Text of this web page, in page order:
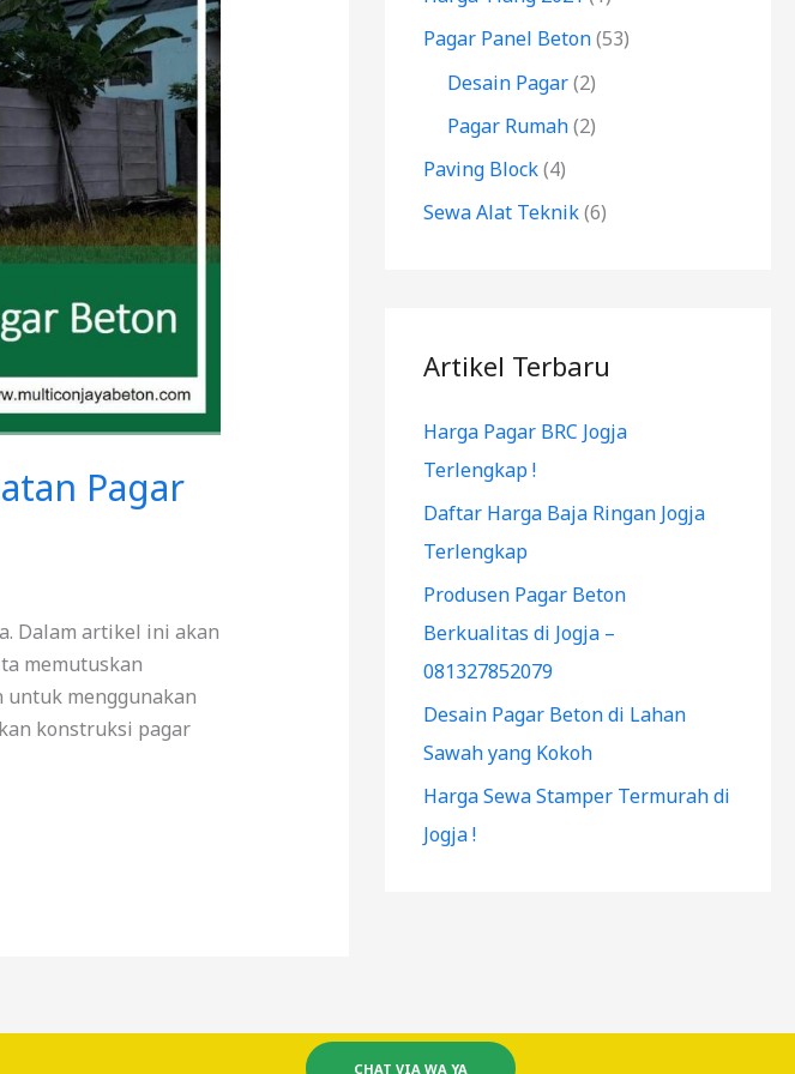
Pagar
Dalam artikel ini akan
memutuskan
untuk menggunakan
konstruksi pagar
k
Pagar Panel Beton(53)
Desain Pagar(2)
Pagar Rumah(2)
Paving Block(4)
Sewa Alat Teknik(6)
Artikel Terbaru
Harga Pagar BRC Jogja
Terlengkap !
Daftar Harga Baja Ringan Jogja
Terlengkap
Produsen Pagar Beton
Berkualitas di Jogja –
081327852079
Desain Pagar Beton di Lahan
Sawah yang Kokoh
Harga Sewa Stamper Termurah di
Jogja !
CHAT VIA WA YA